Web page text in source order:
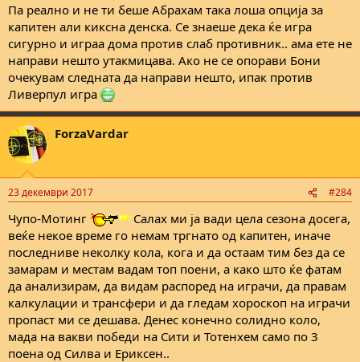
Па реално и не ти беше Абрахам така лоша опција за
капитен али киксна денска. Се знаеше дека ќе игра
сигурно и играа дома против слаб противник.. ама ете не
направи нешто утакмицава. Ако не се опорави Бони
очекувам следната да направи нешто, ипак против
Ливерпул игра
ForzaVardar
23 декември 2017 #284
Чупо-Мотинг
Салах ми ја вади цела сезона досега,
веќе некое време го немам тргнато од капитен, иначе
последниве неколку кола, кога и да остаам тим без да се
замарам и местам вадам топ поени, а како што ќе фатам
да анализирам, да видам распоред на играчи, да правам
калкулации и трансфери и да гледам хороскоп на играчи
пропаст ми се дешава. Денес конечно солидно коло,
мада на вакви победи на Сити и Тотенхем само по 3
поена од Силва и Ериксен..